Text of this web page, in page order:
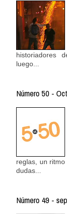
historiadores
luego...
Número 50 -
reglas, un
dudas...
Número 49 -